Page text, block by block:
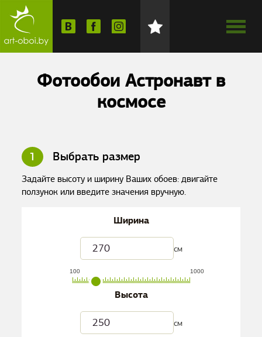
Фотообои Астронавт в
космосе
1 Выбрать размер
Задайте высоту и ширину Ваших обоев: двигайте
ползунок или введите значения вручную.
Ширина
см
100 1000
Высота
см